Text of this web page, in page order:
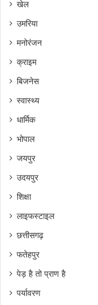
खेल
उमरिया
मनोरंजन
क्राइम
बिजनेस
स्वास्थ्य
धार्मिक
भोपाल
जयपुर
उदयपुर
शिक्षा
लाइफस्टाइल
छत्तीसगढ़
फतेहपुर
पेड़ है तो प्राण है
पर्यावरण